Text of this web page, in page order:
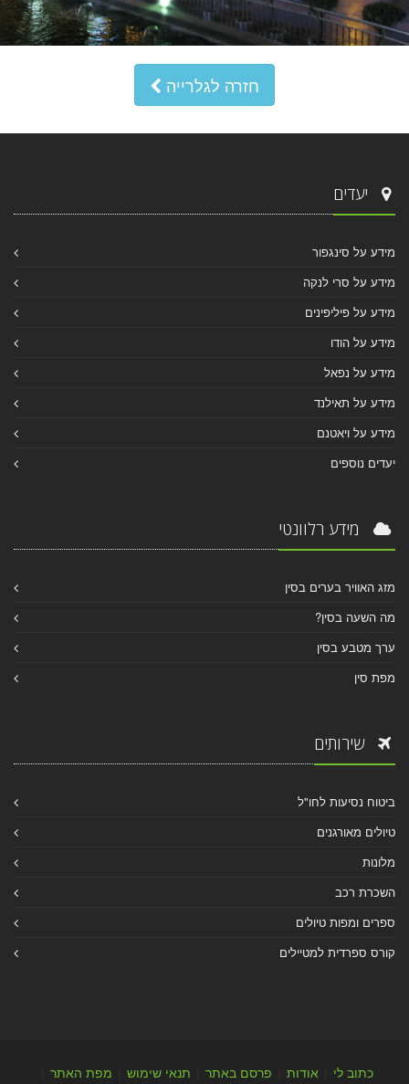
חזרה לגלרייה
יעדים
מידע על סינגפור
מידע על סרי לנקה
מידע על פיליפינים
מידע על הודו
מידע על נפאל
מידע על תאילנד
מידע על ויאטנם
יעדים נוספים
מידע רלוונטי
מזג האוויר בערים בסין
מה השעה בסין?
ערך מטבע בסין
מפת סין
שירותים
ביטוח נסיעות לחו"ל
טיולים מאורגנים
מלונות
השכרת רכב
ספרים ומפות טיולים
קורס ספרדית למטיילים
כתוב לי אודות פרסם באתר תנאי שימוש מפת האתר